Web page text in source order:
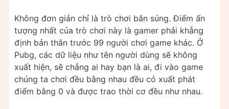
Không đơn giản chỉ là trò chơi bắn súng. Điểm ấn
tượng nhất của trò chơi này là gamer phải khẳng
định bản thân trước 99 người chơi game khác. Ở
Pubg, các dữ liệu như tên người dùng sẽ không
xuất hiện, sẽ chẳng ai hay bạn là ai, đi vào game
chúng ta chơi đều bằng nhau đều có xuất phát
điểm bằng 0 và được trao thời cơ đều như nhau.